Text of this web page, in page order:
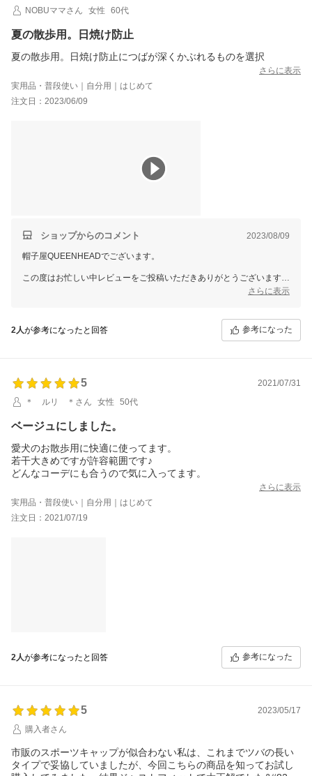
NOBUママさん
女性 60代
夏の散歩用。日焼け防止
夏の散歩用。日焼け防止につばが深くかぶれるものを選択
さらに表示
実用品・普段使い｜自分用｜はじめて
注文日：2023/06/09
ショップからのコメント 2023/08/09
帽子屋QUEENHEADでございます。
この度はお忙しい中レビューをご投稿いただきありがとうございます。
またのご縁をスタッフ一同お待ちしております。
さらに表示
2人が参考になったと回答 参考になった
5
2021/07/31
＊ ルリ ＊さん
女性 50代
ベージュにしました。
愛犬のお散歩用に快適に使ってます。
若干大きめですが許容範囲です♪
どんなコーデにも合うので気に入ってます。
さらに表示
実用品・普段使い｜自分用｜はじめて
注文日：2021/07/19
2人が参考になったと回答 参考になった
5
2023/05/17
購入者さん
市販のスポーツキャップが似合わない私は、これまでツバの長い
タイプで妥協していましたが、今回こちらの商品を知ってお試し